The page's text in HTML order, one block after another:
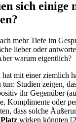
sich einige
mehr Tiefe im
lieber oder
warum eigentlich?
mit einer ziemlich
tun: Studien zeigen,
ihr Gegenüber
Komplimente oder
dass solche
wirken könnten